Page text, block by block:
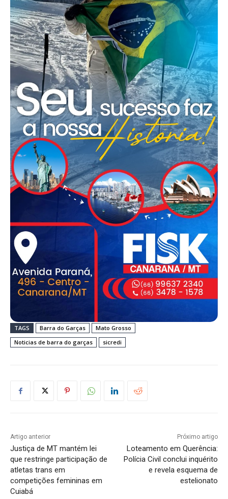
TAGS Barra do Garças
Mato Grosso
Noticias de barra do garças
sicredi
Artigo anterior
Justiça de MT mantém lei
que restringe participação de
atletas trans em
competições femininas em
Cuiabá
Próximo artigo
Loteamento em Querência:
Polícia Civil conclui inquérito
e revela esquema de
estelionato